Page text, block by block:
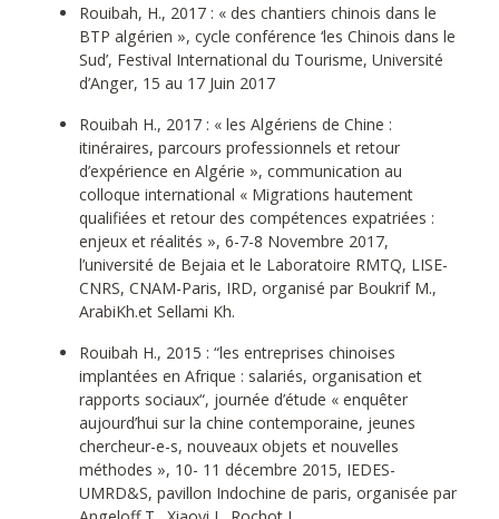
Rouibah, H., 2017 : « des chantiers chinois dans le
BTP algérien », cycle conférence ‘les Chinois dans le
Sud’, Festival International du Tourisme, Université
d’Anger, 15 au 17 Juin 2017
Rouibah H., 2017 : « les Algériens de Chine :
itinéraires, parcours professionnels et retour
d’expérience en Algérie », communication au
colloque international « Migrations hautement
qualifiées et retour des compétences expatriées :
enjeux et réalités », 6-7-8 Novembre 2017,
l’université de Bejaia et le Laboratoire RMTQ, LISE-
CNRS, CNAM-Paris, IRD, organisé par Boukrif M.,
ArabiKh.et Sellami Kh.
Rouibah H., 2015 : “les entreprises chinoises
implantées en Afrique : salariés, organisation et
rapports sociaux“, journée d’étude « enquêter
aujourd’hui sur la chine contemporaine, jeunes
chercheur-e-s, nouveaux objets et nouvelles
méthodes », 10- 11 décembre 2015, IEDES-
UMRD&S, pavillon Indochine de paris, organisée par